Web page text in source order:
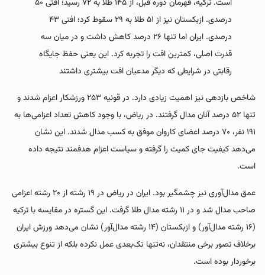
است. ترکیه، قهرمان دوره قبل، از ۱۴۵ طلا به ۷۲ رسید؛ افتی ۵۰
درصدی. ازبکستان نیز از ۵۱ طلا به ۲۹ سقوط کرد؛ افتی ۴۳
درصدی. ایران اما تنها ۲۶ درصد کاهش داشت و در میان سه
قدرت اصلی، کمترین افت را تجربه کرد. این یعنی حفظ جایگاه
رقابتی در شرایطی که دیگر مدعیان افت بیشتری داشتند
شاخص بازدهی نیز اهمیت زیادی دارد. در قونیه ۲۵۳ ورزشکار اعزام شدند و
تنها ۵۲ درصد آنان مدال گرفتند. در ریاض، با وجود کاهش تعداد اعزامی‌ها به
۱۹۱ نفر، ۷۰ درصد اعضای کاروان موفق به کسب مدال شدند. این نشان
می‌دهد کیفیت جای کمیت را گرفته و سیاست اعزام هدفمند نتیجه داده
است.
عمق مدال‌آوری نیز چشمگیر بود. ایران در ریاض در ۱۹ رشته از ۲۰ رشته اعزامی
صاحب مدال شد و در ۱۱ رشته مدال طلا گرفت. این گستره در مقایسه با ترکیه
(۱۶ رشته مدال‌آور) و ازبکستان (۱۴ رشته مدال‌آور) نشان می‌دهد ورزش ایران
برخلاف تصور برخی منتقدان، نه‌تنها تک‌بعدی عمل نکرده بلکه از تنوع بیشتری
برخوردار بوده است.